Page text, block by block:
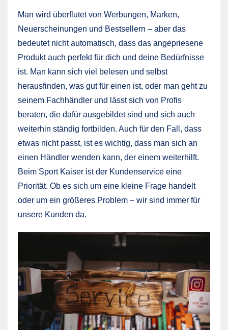
Man wird überflutet von Werbungen, Marken,
Neuerscheinungen und Bestsellern – aber das
bedeutet nicht automatisch, dass das angepriesene
Produkt auch perfekt für dich und deine Bedürfnisse
ist. Man kann sich viel belesen und selbst
herausfinden, was gut für einen ist, oder man geht zu
seinem Fachhändler und lässt sich von Profis
beraten, die dafür ausgebildet sind und sich auch
weiterhin ständig fortbilden. Auch für den Fall, dass
etwas nicht passt, ist es wichtig, dass man sich an
einen Händler wenden kann, der einem weiterhilft.
Beim Sport Kaiser ist der Kundenservice eine
Priorität. Ob es sich um eine kleine Frage handelt
oder um ein größeres Problem – wir sind immer für
unsere Kunden da.